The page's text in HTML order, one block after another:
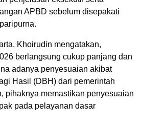
APBD sebelum disepakati
Khoirudin mengatakan,
berlangsung cukup panjang dan
adanya penyesuaian akibat
Hasil (DBH) dari pemerintah
pihaknya memastikan penyesuaian
pada pelayanan dasar